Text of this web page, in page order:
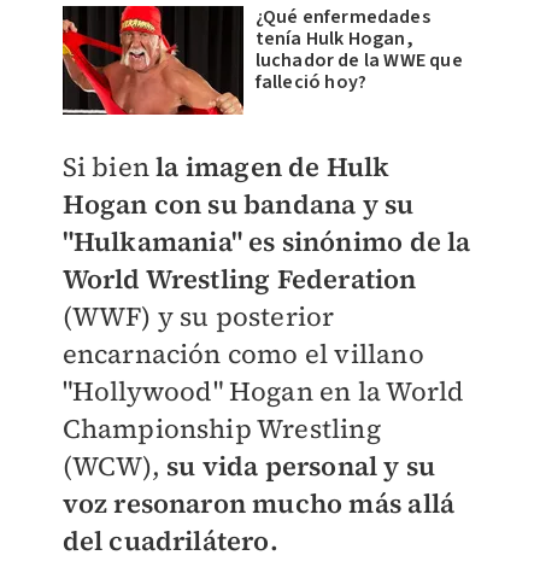
¿Qué enfermedades
tenía Hulk Hogan,
luchador de la WWE que
falleció hoy?
​Si bienla imagen de Hulk
Hogan con su bandana y su
"Hulkamania" es sinónimo de la
World Wrestling Federation
(WWF) y su posterior
encarnación como el villano
"Hollywood" Hogan en la World
Championship Wrestling
(WCW), su vida personal y su
voz resonaron mucho más allá
del cuadrilátero.